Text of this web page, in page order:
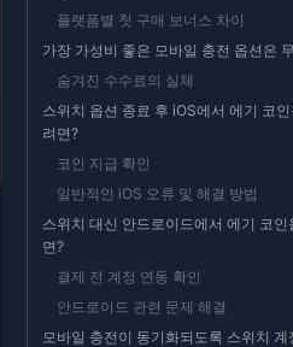
플랫폼별 첫 구매 보너스 차이
가장 가성비 좋은 모바일 충전 옵션은
숨겨진 수수료의 실체
스위치 옵션 종료 후 iOS에서 에기 코
려면?
코인 지급 확인
일반적인 iOS 오류 및 해결 방법
스위치 대신 안드로이드에서 에기 코인
면?
결제 전 계정 연동 확인
안드로이드 관련 문제 해결
모바일 충전이 동기화되도록 스위치 계